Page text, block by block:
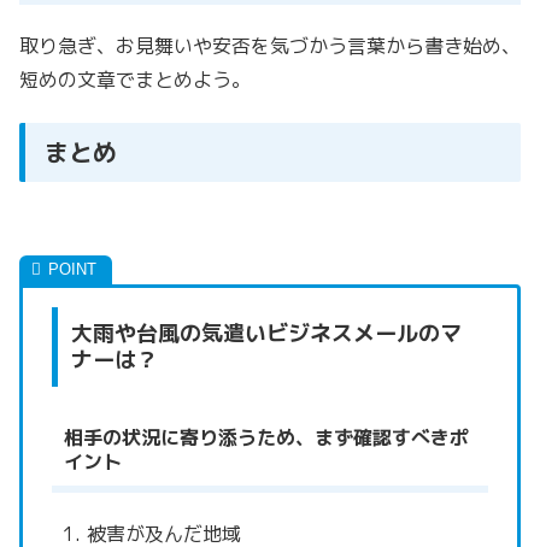
取り急ぎ、お見舞いや安否を気づかう言葉から書き始め、
短めの文章でまとめよう。
まとめ
大雨や台風の気遣いビジネスメールのマ
ナーは？
相手の状況に寄り添うため、まず確認すべきポ
イント
被害が及んだ地域